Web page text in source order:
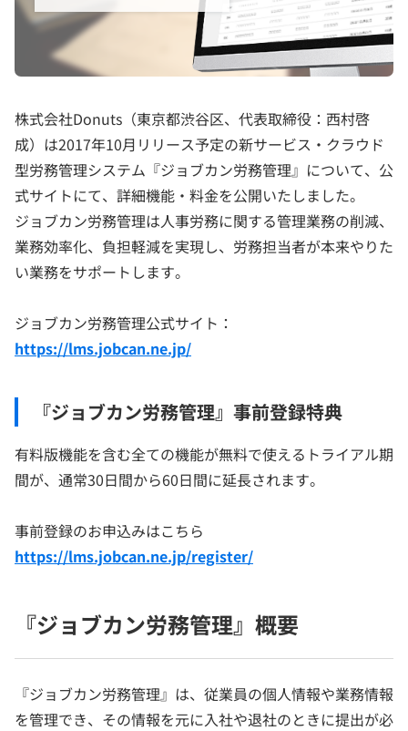
株式会社Donuts（東京都渋谷区、代表取締役：西村啓
成）は2017年10月リリース予定の新サービス・クラウド
型労務管理システム『ジョブカン労務管理』について、公
式サイトにて、詳細機能・料金を公開いたしました。
ジョブカン労務管理は人事労務に関する管理業務の削減、
業務効率化、負担軽減を実現し、労務担当者が本来やりた
い業務をサポートします。
ジョブカン労務管理公式サイト：
https://lms.jobcan.ne.jp/
『ジョブカン労務管理』事前登録特典
有料版機能を含む全ての機能が無料で使えるトライアル期
間が、通常30日間から60日間に延長されます。
事前登録のお申込みはこちら
https://lms.jobcan.ne.jp/register/
『ジョブカン労務管理』概要
『ジョブカン労務管理』は、従業員の個人情報や業務情報
を管理でき、その情報を元に入社や退社のときに提出が必